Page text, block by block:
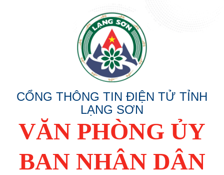
CỔNG THÔNG TIN ĐIỆN TỬ TỈNH
LẠNG SƠN
VĂN PHÒNG ỦY
BAN NHÂN DÂN